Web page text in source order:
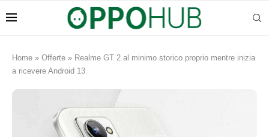
Home » Offerte » Realme GT 2 al minimo storico proprio mentre inizia
a ricevere Android 13